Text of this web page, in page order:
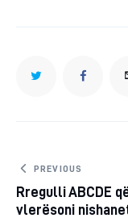
TWITTER
Post
navigation
PREVIOUS
Rregulli ABCDE
vlerësoni